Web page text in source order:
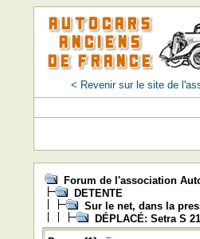
< Revenir sur le site de
Forum de l'association
DETENTE
Sur le net, dans la
DÉPLACÉ: Setra S